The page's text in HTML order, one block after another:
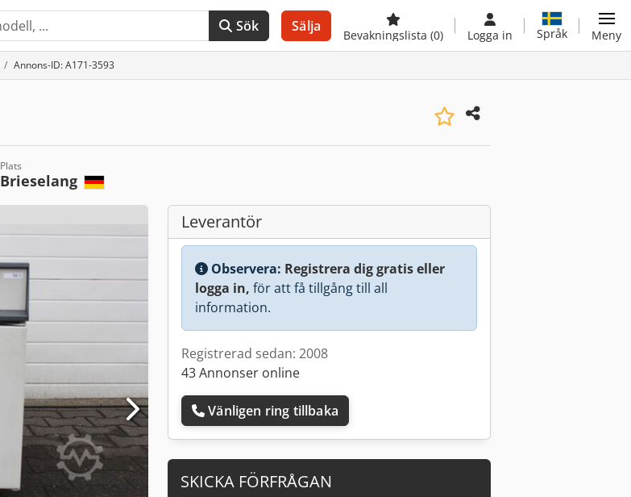
Sök Sälja
Bevakningslista (0) Logga in Språk Meny
Annons-ID: A171-3593
Plats
Brieselang
Leverantör
Observera: Registrera dig gratis eller
logga in, för att få tillgång till all
information.
Registrerad sedan: 2008
43 Annonser online
Vänligen ring tillbaka
SKICKA FÖRFRÅGAN